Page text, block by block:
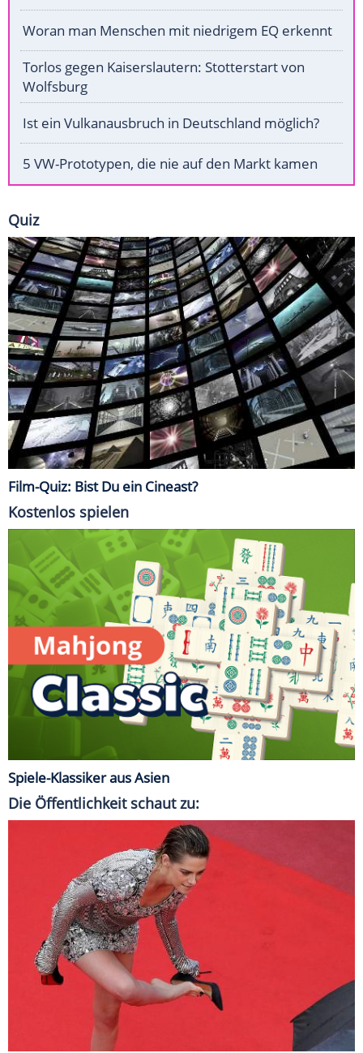
Woran man Menschen mit niedrigem EQ erkennt
Torlos gegen Kaiserslautern: Stotterstart von
Wolfsburg
Ist ein Vulkanausbruch in Deutschland möglich?
5 VW-Prototypen, die nie auf den Markt kamen
Quiz
Film-Quiz: Bist Du ein Cineast?
Kostenlos spielen
Spiele-Klassiker aus Asien
Die Öffentlichkeit schaut zu: